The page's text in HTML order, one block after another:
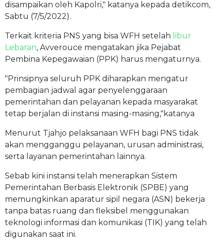
disampaikan oleh Kapolri," katanya kepada detikcom,
Sabtu (7/5/2022).
Terkait kriteria PNS yang bisa WFH setelah libur
Lebaran, Avverouce mengatakan jika Pejabat
Pembina Kepegawaian (PPK) harus mengaturnya.
"Prinsipnya seluruh PPK diharapkan mengatur
pembagian jadwal agar penyelenggaraan
pemerintahan dan pelayanan kepada masyarakat
tetap berjalan di instansi masing-masing,"katanya
Menurut Tjahjo pelaksanaan WFH bagi PNS tidak
akan mengganggu pelayanan, urusan administrasi,
serta layanan pemerintahan lainnya.
Sebab kini instansi telah menerapkan Sistem
Pemerintahan Berbasis Elektronik (SPBE) yang
memungkinkan aparatur sipil negara (ASN) bekerja
tanpa batas ruang dan fleksibel menggunakan
teknologi informasi dan komunikasi (TIK) yang telah
digunakan saat ini.